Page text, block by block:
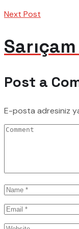
Next Post
Post a
E-posta adresiniz